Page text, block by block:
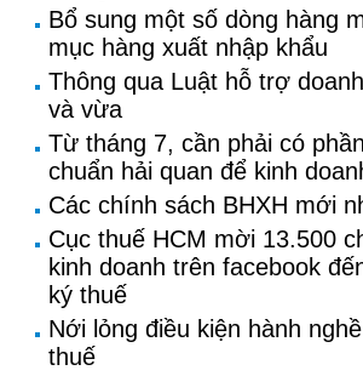
Bổ sung một số dòng hàng
mục hàng xuất nhập khẩu
Thông qua Luật hỗ trợ
và vừa
Từ tháng 7, cần phải có
chuẩn hải quan để kinh
Các chính sách BHXH mới
Cục thuế HCM mời 13.500
kinh doanh trên facebook
ký thuế
Nới lỏng điều kiện hành
thuế